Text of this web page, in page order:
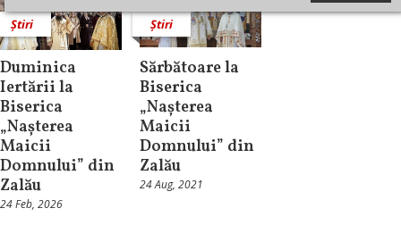
Știri
Duminica
Iertării la
Biserica
„Nașterea
Maicii
Domnului” din
Zalău
24 Feb, 2026
Știri
Sărbătoare la
Biserica
„Nașterea
Maicii
Domnului” din
Zalău
24 Aug, 2021